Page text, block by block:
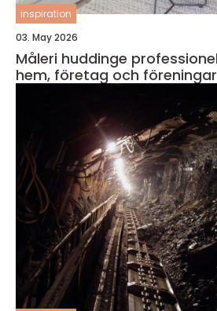
inspiration
03. May 2026
Måleri huddinge professionell målning för
hem, företag och föreningar